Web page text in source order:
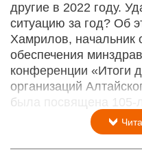
другие в 2022 году.
ситуацию за год? Об
Хамрилов, начальник
обеспечения
конференции «Итоги
организаций
была посвящена 105-